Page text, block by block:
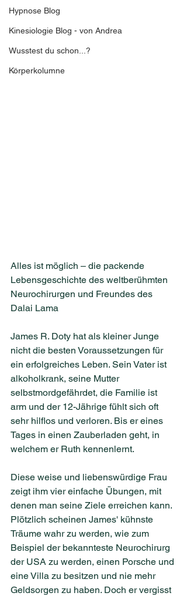
Hypnose Blog
Kinesiologie Blog - von Andrea
Wusstest du schon...?
Körperkolumne
Alles ist möglich – die packende
Lebensgeschichte des weltberühmten
Neurochirurgen und Freundes des
Dalai Lama
James R. Doty hat als kleiner Junge
nicht die besten Voraussetzungen für
ein erfolgreiches Leben. Sein Vater ist
alkoholkrank, seine Mutter
selbstmordgefährdet, die Familie ist
arm und der 12-Jährige fühlt sich oft
sehr hilflos und verloren. Bis er eines
Tages in einen Zauberladen geht, in
welchem er Ruth kennenlernt.
Diese weise und liebenswürdige Frau
zeigt ihm vier einfache Übungen, mit
denen man seine Ziele erreichen kann.
Plötzlich scheinen James' kühnste
Träume wahr zu werden, wie zum
Beispiel der bekannteste Neurochirurg
der USA zu werden, einen Porsche und
eine Villa zu besitzen und nie mehr
Geldsorgen zu haben. Doch er vergisst